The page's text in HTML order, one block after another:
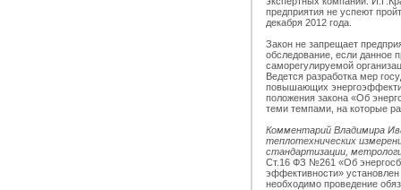
предприятия не успеют
декабря 2012 года.
Закон не запрещает
обследование, если данное
саморегулируемой
Ведется разработка мер
повышающих
положения закона «Об
теми темпами, на которые
Комментарий Владимира
теплотехнических
стандартизации,
Ст.16 ФЗ №261 «Об
эффективности»
необходимо проведение